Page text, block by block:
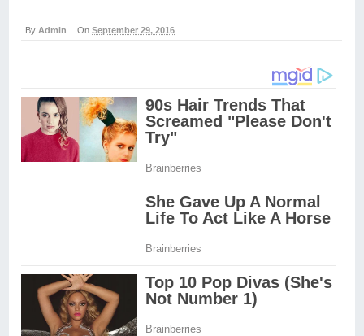
By Admin OnSeptember 29, 2016